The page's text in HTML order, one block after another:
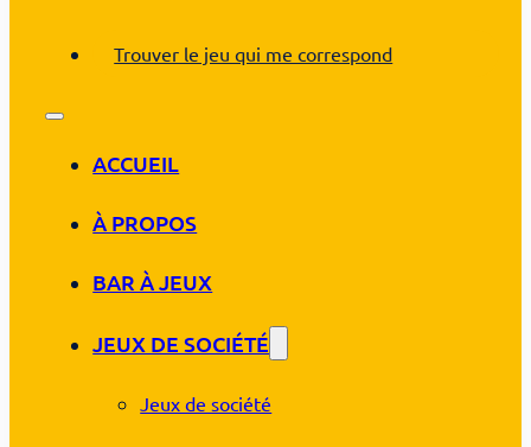
Trouver le jeu qui me correspond
ACCUEIL
À PROPOS
BAR À JEUX
JEUX DE SOCIÉTÉ
Jeux de société